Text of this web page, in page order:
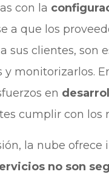
con la
a que los
sus clientes, son
y monitorizarlos.
en
cumplir con
la nube
no son